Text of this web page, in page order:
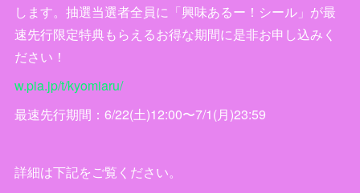
します。抽選当選者全員に「興味あるー！シール」が最
速先行限定特典もらえるお得な期間に是非お申し込みく
ださい！
w.pia.jp/t/kyomiaru/
最速先行期間：6/22(土)12:00〜7/1(月)23:59
詳細は下記をご覧ください。